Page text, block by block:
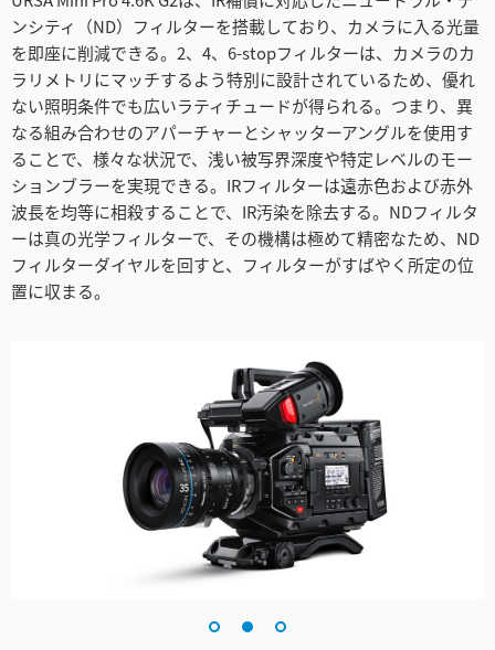
ンシティ（ND）フィルターを搭載しており、カメラに入る光量
を即座に削減できる。2、4、6-stopフィルターは、カメラのカ
ラリメトリにマッチするよう特別に設計されているため、優れ
ない照明条件でも広いラティチュードが得られる。つまり、異
なる組み合わせのアパーチャーとシャッターアングルを使用す
ることで、様々な状況で、浅い被写界深度や特定レベルのモー
ションブラーを実現できる。IRフィルターは遠赤色および赤外
波長を均等に相殺することで、IR汚染を除去する。NDフィルタ
ーは真の光学フィルターで、その機構は極めて精密なため、ND
フィルターダイヤルを回すと、フィルターがすばやく所定の位
置に収まる。